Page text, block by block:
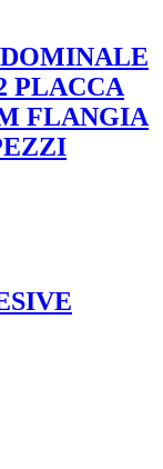
PLACCA
FLANGIA